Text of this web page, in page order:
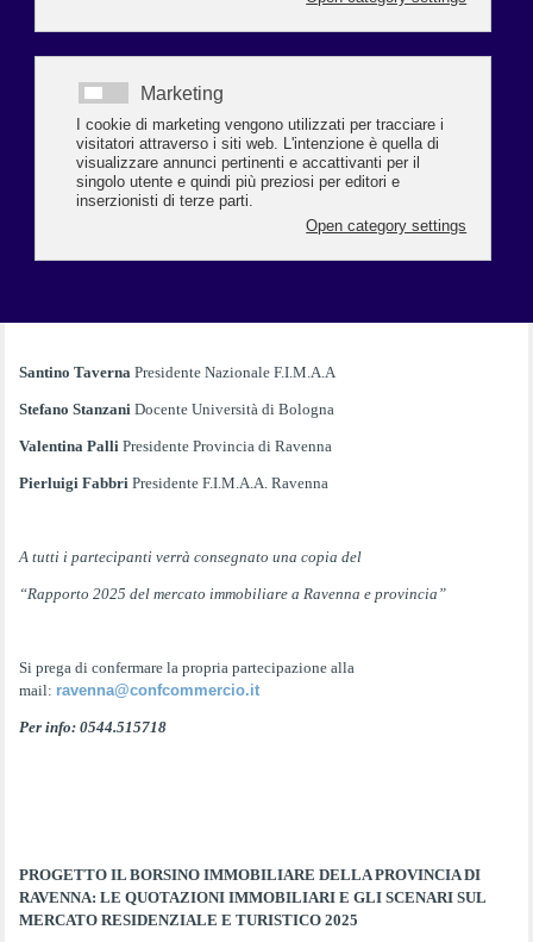
Saluti istituzionali
Mauro GiannattasioSegretario Generale della Camera di Commercio di
Ferrara e Ravenna
Mauro MambelliPresidente Confcommercio provincia di Ravenna
Assessore allo sviluppo economico Comune di Ravenna
Santino TavernaPresidente Nazionale F.I.M.A.A
Stefano StanzaniDocente Università di Bologna
Valentina PalliPresidente Provincia di Ravenna
Pierluigi FabbriPresidente F.I.M.A.A. Ravenna
A tutti i partecipanti verrà consegnato una copia del
“Rapporto 2025 del mercato immobiliare a Ravenna e provincia”
Si prega di confermare la propria partecipazione alla
mail: ravenna@confcommercio.it
Per info: 0544.515718
PROGETTO IL BORSINO IMMOBILIARE DELLA PROVINCIA DI
RAVENNA: LE QUOTAZIONI IMMOBILIARI E GLI SCENARI SUL
MERCATO RESIDENZIALE E TURISTICO 2025